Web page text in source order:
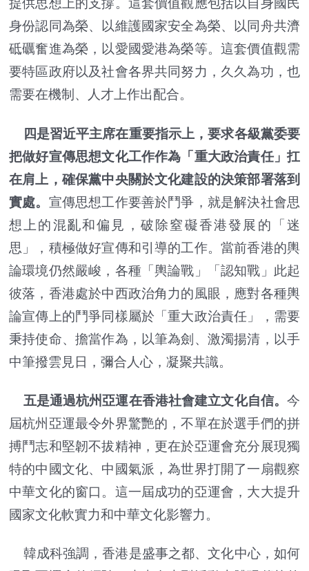
提供思想上的支撐。這套價值觀應包括以自身國民
身份認同為榮、以維護國家安全為榮、以同舟共濟
砥礪奮進為榮，以愛國愛港為榮等。這套價值觀需
要特區政府以及社會各界共同努力，久久為功，也
需要在機制、人才上作出配合。
四是習近平主席在重要指示上，要求各級黨委要
把做好宣傳思想文化工作作為「重大政治責任」扛
在肩上，確保黨中央關於文化建設的決策部署落到
實處。 宣傳思想工作要善於鬥爭，就是解決社會思
想上的混亂和偏見，破除窒礙香港發展的「迷
思」，積極做好宣傳和引導的工作。當前香港的輿
論環境仍然嚴峻，各種「輿論戰」「認知戰」此起
彼落，香港處於中西政治角力的風眼，應對各種輿
論宣傳上的鬥爭同樣屬於「重大政治責任」，需要
秉持使命、擔當作為，以筆為劍、激濁揚清，以手
中筆撥雲見日，彌合人心，凝聚共識。
五是通過杭州亞運在香港社會建立文化自信。 今
屆杭州亞運最令外界驚艷的，不單在於選手們的拼
搏鬥志和堅韌不拔精神，更在於亞運會充分展現獨
特的中國文化、中國氣派，為世界打開了一扇觀察
中華文化的窗口。這一屆成功的亞運會，大大提升
國家文化軟實力和中華文化影響力。
韓成科強調，香港是盛事之都、文化中心，如何